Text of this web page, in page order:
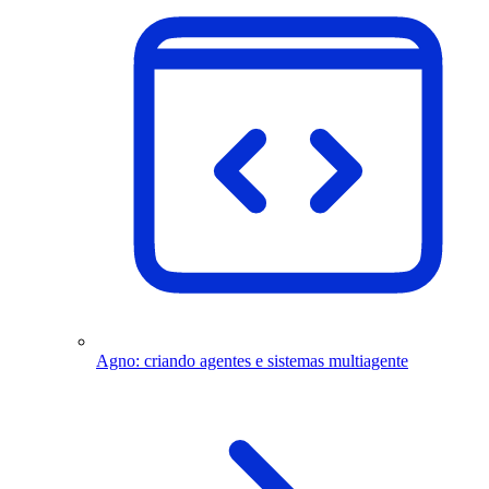
Agno: criando agentes e sistemas multiagente